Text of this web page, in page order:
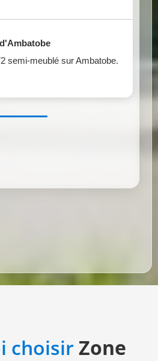
semi-meublé sur Ambatobe.
choisirZone